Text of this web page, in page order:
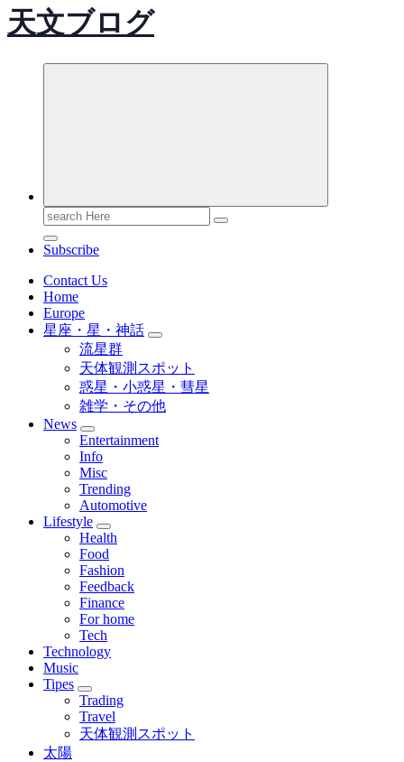
天文ブログ
Search
for:
Subscribe
Contact Us
Home
Europe
星座・星・神話
流星群
天体観測スポット
惑星・小惑星・彗星
雑学・その他
News
Entertainment
Info
Misc
Trending
Automotive
Lifestyle
Health
Food
Fashion
Feedback
Finance
For home
Tech
Technology
Music
Tipes
Trading
Travel
天体観測スポット
太陽